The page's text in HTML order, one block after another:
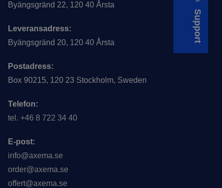
Support
Byängsgränd 22, 120 40 Årsta
Leveransadress:
Byängsgränd 20, 120 40 Årsta
Postadress:
Box 90215, 120 23 Stockholm, Sweden
Telefon:
tel. +46 8 722 34 40
E-post:
info@axema.se
order@axema.se
offert@axema.se